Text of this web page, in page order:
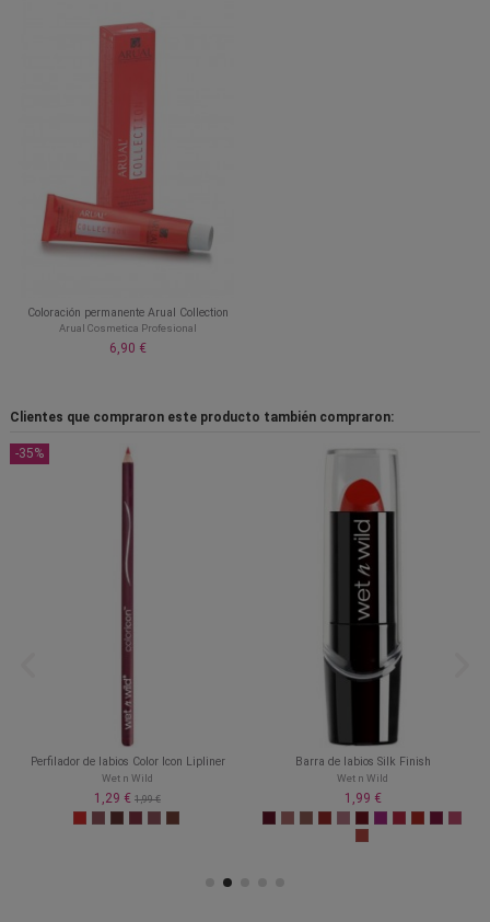
Coloración permanente Arual Collection
Arual Cosmetica Profesional
6,90 €
Clientes que compraron este producto también compraron:
-35%
Perfilador de labios Color Icon Lipliner
Wet n Wild
1,29 € 1,99 €
Barra de labios Silk Finish
Wet n Wild
1,99 €